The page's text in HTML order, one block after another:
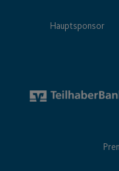
Hauptsponsor